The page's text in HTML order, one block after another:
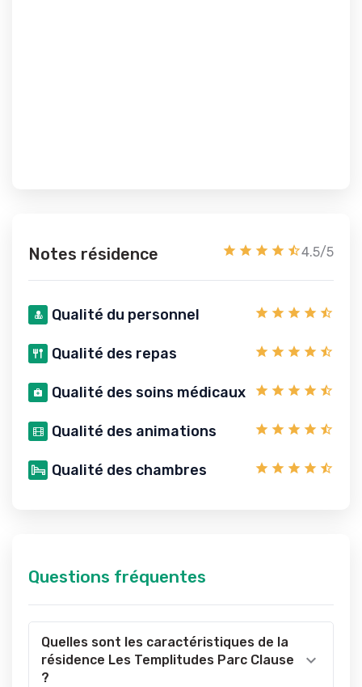
Notes résidence 4.5/5
Qualité du personnel
Qualité des repas
Qualité des soins médicaux
Qualité des animations
Qualité des chambres
Questions fréquentes
Quelles sont les caractéristiques de la
résidence Les Templitudes Parc Clause
?